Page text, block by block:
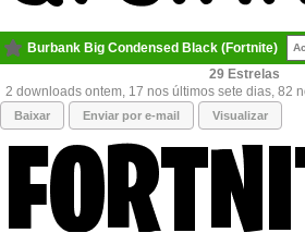
Burbank Big Condensed Black (Fortnite)
29
2 downloads ontem, 17 nos últimos sete dias, 82
Baixar Enviar por e-mail Visualizar